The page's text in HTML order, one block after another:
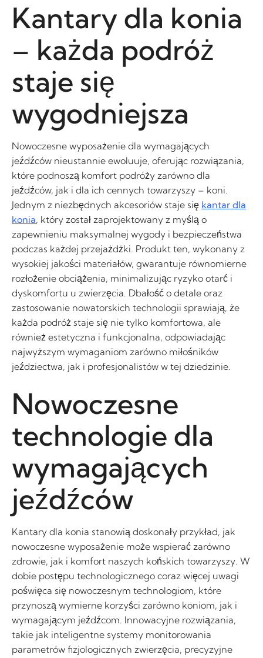
Kantary dla konia
– każda podróż
staje się
wygodniejsza
Nowoczesne wyposażenie dla wymagających
jeźdźców nieustannie ewoluuje, oferując rozwiązania,
które podnoszą komfort podróży zarówno dla
jeźdźców, jak i dla ich cennych towarzyszy – koni.
Jednym z niezbędnych akcesoriów staje się kantar dla
konia, który został zaprojektowany z myślą o
zapewnieniu maksymalnej wygody i bezpieczeństwa
podczas każdej przejażdżki. Produkt ten, wykonany z
wysokiej jakości materiałów, gwarantuje równomierne
rozłożenie obciążenia, minimalizując ryzyko otarć i
dyskomfortu u zwierzęcia. Dbałość o detale oraz
zastosowanie nowatorskich technologii sprawiają, że
każda podróż staje się nie tylko komfortowa, ale
również estetyczna i funkcjonalna, odpowiadając
najwyższym wymaganiom zarówno miłośników
jeździectwa, jak i profesjonalistów w tej dziedzinie.
Nowoczesne
technologie dla
wymagających
jeźdźców
Kantary dla konia stanowią doskonały przykład, jak
nowoczesne wyposażenie może wspierać zarówno
zdrowie, jak i komfort naszych końskich towarzyszy. W
dobie postępu technologicznego coraz więcej uwagi
poświęca się nowoczesnym technologiom, które
przynoszą wymierne korzyści zarówno koniom, jak i
wymagającym jeźdźcom. Innowacyjne rozwiązania,
takie jak inteligentne systemy monitorowania
parametrów fizjologicznych zwierzęcia, precyzyjne